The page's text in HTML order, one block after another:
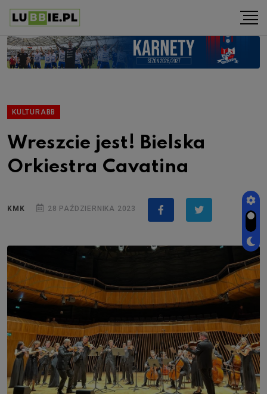
KULTURABB
Wreszcie jest! Bielska
Orkiestra Cavatina
KMK 28 PAŹDZIERNIKA 2023